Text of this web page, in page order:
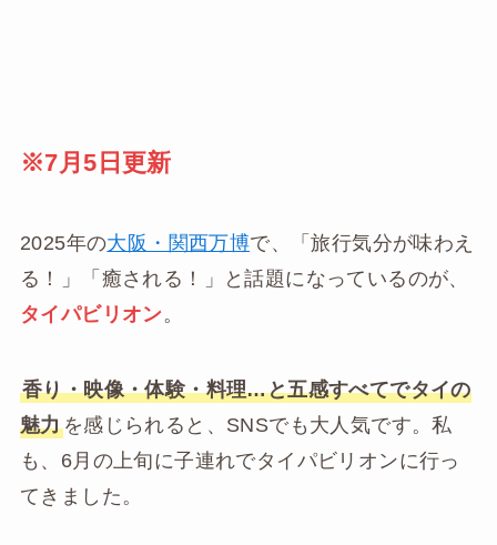
※7月5日更新
2025年の大阪・関西万博で、「旅行気分が味わえ
る！」「癒される！」と話題になっているのが、
タイパビリオン 。
香り・映像・体験・料理…と五感すべてでタイの
魅力を感じられると、SNSでも大人気です。私
も、6月の上旬に子連れでタイパビリオンに行っ
てきました。